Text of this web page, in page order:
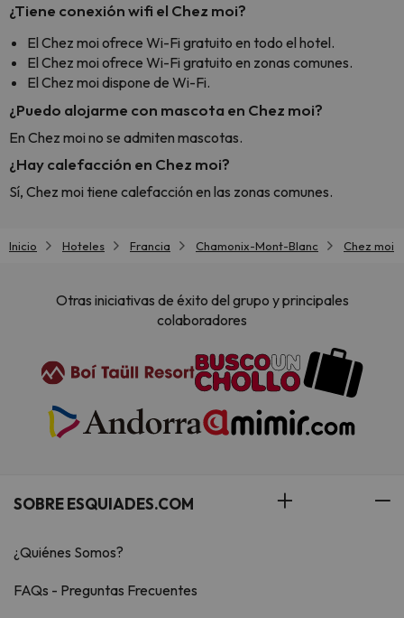
¿Tiene conexión wifi el Chez moi?
El Chez moi ofrece Wi-Fi gratuito en todo el hotel.
El Chez moi ofrece Wi-Fi gratuito en zonas comunes.
El Chez moi dispone de Wi-Fi.
¿Puedo alojarme con mascota en Chez moi?
En Chez moi no se admiten mascotas.
¿Hay calefacción en Chez moi?
Sí, Chez moi tiene calefacción en las zonas comunes.
Inicio Hoteles Francia Chamonix-Mont-Blanc Chez moi
Otras iniciativas de éxito del grupo y principales
colaboradores
SOBRE ESQUIADES.COM
¿Quiénes Somos?
FAQs - Preguntas Frecuentes